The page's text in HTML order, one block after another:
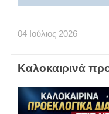
04 Ιούλιος 2026
Καλοκαιρινά